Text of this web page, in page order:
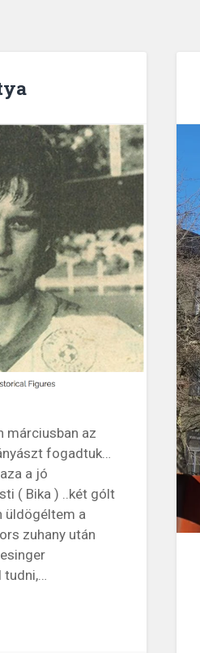
márciusban az
fogadtuk…
a jó
( Bika ) ..két gólt
üldögéltem a
zuhany után